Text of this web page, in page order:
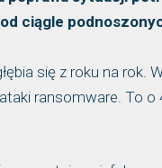
ciągle
się z roku na rok.
ransomware. To